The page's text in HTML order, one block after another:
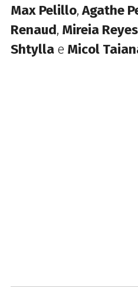
Max Pelillo,Agathe
Renaud, Mireia
Shtylla e Micol